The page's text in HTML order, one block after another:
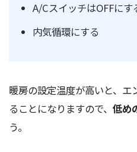
A/CスイッチはOFFにす
内気循環にする
暖房の設定温度が高いと、
ることになりますので、 低め
う。